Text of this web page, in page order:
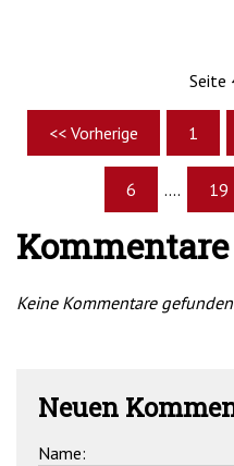
Seite
<< Vorherige 1
6 .... 19
Keine Kommentare
Neuen
Name: